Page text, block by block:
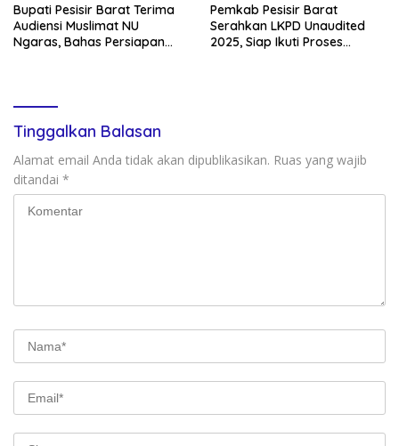
Bupati Pesisir Barat Terima
Audiensi Muslimat NU
Ngaras, Bahas Persiapan
Pemkab Pesisir Barat
Serahkan LKPD Unaudited
2025, Siap Ikuti Proses
Tinggalkan Balasan
Alamat email Anda tidak akan dipublikasikan. Ruas yang wajib
ditandai *